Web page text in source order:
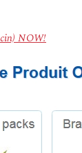
NOW!